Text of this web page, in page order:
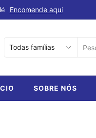
Encomende aqui
SOBRE NÓS